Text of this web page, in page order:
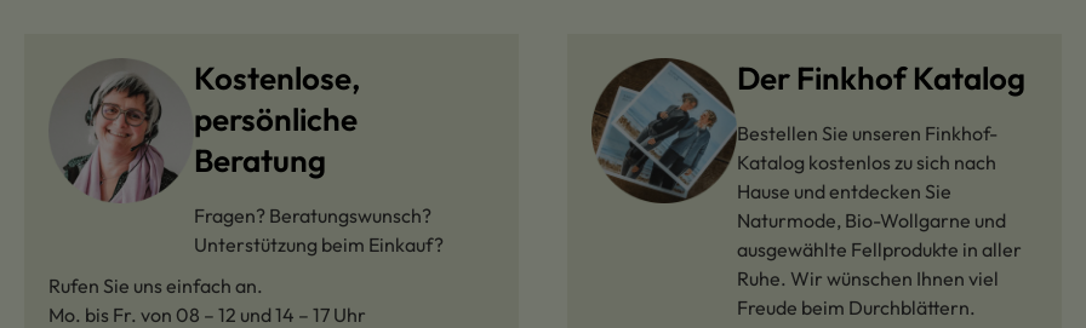
Kostenlose,
persönliche
Beratung
Fragen? Beratungswunsch?
Unterstützung beim Einkauf?
Rufen Sie uns einfach an.
Mo. bis Fr. von 08 – 12 und 14 – 17 Uhr
Der Finkhof Katalog
Bestellen Sie unseren Finkhof-
Katalog kostenlos zu sich nach
Hause und entdecken Sie
Naturmode, Bio-Wollgarne und
ausgewählte Fellprodukte in aller
Ruhe. Wir wünschen Ihnen viel
Freude beim Durchblättern.